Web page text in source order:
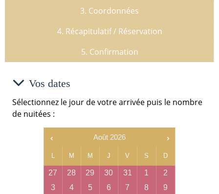
3. Coordonnées
4. Récapitulatif / Réservation
5. Confirmation
Vos dates
Sélectionnez le jour de votre arrivée puis le nombre
de nuitées :
Août 2026
M M J V S D
27 28 29 30 31 1
2
3
4 5 6 7 8
9